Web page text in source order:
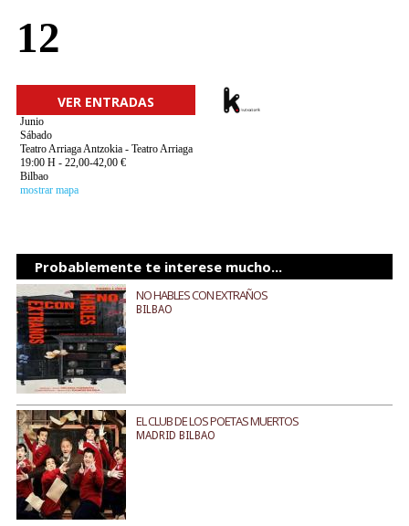
12
VER ENTRADAS
Junio
Sábado
Teatro Arriaga Antzokia - Teatro Arriaga
19:00 H - 22,00-42,00 €
Bilbao
mostrar mapa
Probablemente te interese mucho...
NO HABLES CON EXTRAÑOS
BILBAO
EL CLUB DE LOS POETAS MUERTOS
MADRID BILBAO